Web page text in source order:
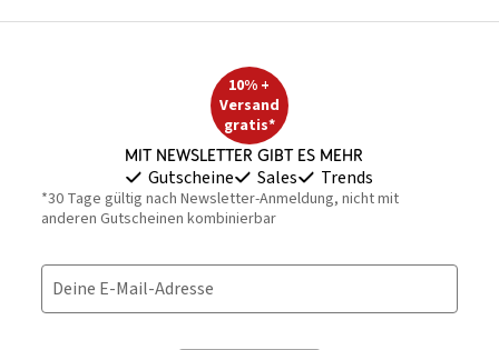
10% +
Versand
gratis*
Mit Newsletter gibt es mehr
Gutscheine Sales Trends
*30 Tage gültig nach Newsletter-Anmeldung, nicht mit
anderen Gutscheinen kombinierbar
Deine E-Mail-Adresse